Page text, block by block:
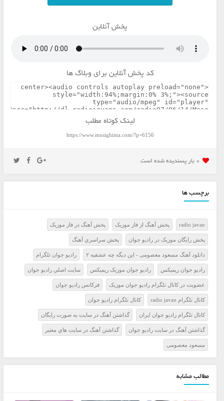
پخش آنلاین
کد پخش آنلاین برای وبلاگ ها
لینک کوتاه مطلب
https://www.musighima.com/?p=6156
0 بار پسنديده شده است
برچسب ها
radio javan پخش آهنگ از فاز موزيک پخش آهنگ در فاز موزيک
پخش رايگان موزيک در راديو جوان پخش سراسري آهنگ
دانلود آهنگ مسعود معصومی - این دیگه چه عشقیه ۲ راديو جوان تلگرام
راديو جوان ريميکس راديو جوان موزيک ريميکس سايت اصلي راديو جوان
عضويت در کانال تلگرام راديو جوان موزيک فرکانس راديو جوان
کانال تلگرام radio javan کانال تلگرام راديو جوان
کانال تلگرام راديو جوان ايران گذاشتن آهنگ در سايت به صورت رايگان
گذاشتن آهنگ در سايت راديو جوان گذاشتن آهنگ در سايت هاي معتبر
مسعود معصومی
مطالب مشابه